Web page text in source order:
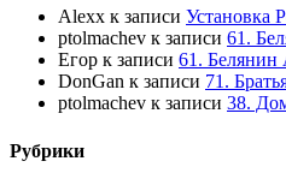
Alexx к записи Установка
ptolmachev к записи 61.
Егор к записи 61. Белянин
DonGan к записи 71.
ptolmachev к записи 38.
Рубрики